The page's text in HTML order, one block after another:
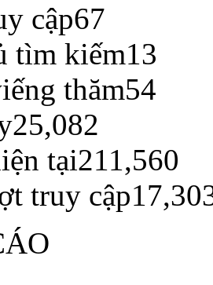
cập67
tìm kiếm13
thăm54
25,082
tại211,560
truy cập